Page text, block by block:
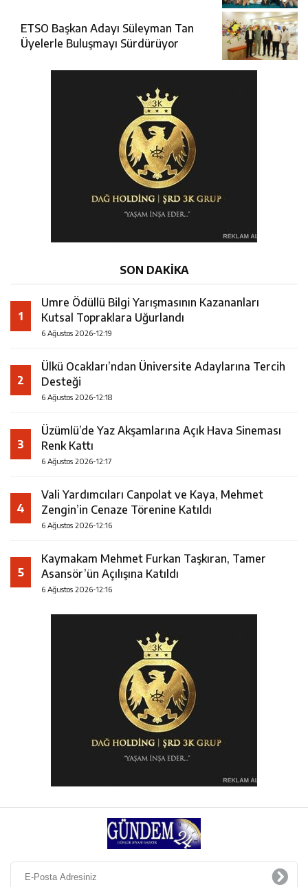
ETSO Başkan Adayı Süleyman Tan
Üyelerle Buluşmayı Sürdürüyor
SON DAKİKA
1
Umre Ödüllü Bilgi Yarışmasının Kazananları
Kutsal Topraklara Uğurlandı
6 Ağustos 2026-12:19
2
Ülkü Ocakları’ndan Üniversite Adaylarına Tercih
Desteği
6 Ağustos 2026-12:18
3
Üzümlü’de Yaz Akşamlarına Açık Hava Sineması
Renk Kattı
6 Ağustos 2026-12:17
4
Vali Yardımcıları Canpolat ve Kaya, Mehmet
Zengin’in Cenaze Törenine Katıldı
6 Ağustos 2026-12:16
5
Kaymakam Mehmet Furkan Taşkıran, Tamer
Asansör’ün Açılışına Katıldı
6 Ağustos 2026-12:16